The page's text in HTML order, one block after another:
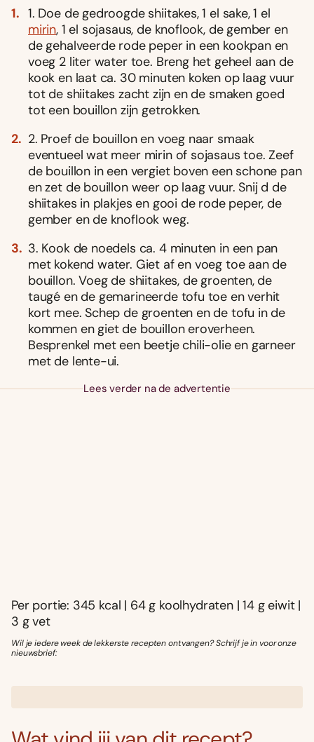
1. Doe de gedroogde shiitakes, 1 el sake, 1 el
mirin, 1 el sojasaus, de knoflook, de gember en
de gehalveerde rode peper in een kookpan en
voeg 2 liter water toe. Breng het geheel aan de
kook en laat ca. 30 minuten koken op laag vuur
tot de shiitakes zacht zijn en de smaken goed
tot een bouillon zijn getrokken.
2. Proef de bouillon en voeg naar smaak
eventueel wat meer mirin of sojasaus toe. Zeef
de bouillon in een vergiet boven een schone pan
en zet de bouillon weer op laag vuur. Snij d de
shiitakes in plakjes en gooi de rode peper, de
gember en de knoflook weg.
3. Kook de noedels ca. 4 minuten in een pan
met kokend water. Giet af en voeg toe aan de
bouillon. Voeg de shiitakes, de groenten, de
taugé en de gemarineerde tofu toe en verhit
kort mee. Schep de groenten en de tofu in de
kommen en giet de bouillon eroverheen.
Besprenkel met een beetje chili-olie en garneer
met de lente-ui.
Lees verder na de advertentie
Per portie: 345 kcal | 64 g koolhydraten | 14 g eiwit |
3 g vet
Wil je iedere week de lekkerste recepten ontvangen? Schrijf je in voor onze
nieuwsbrief: